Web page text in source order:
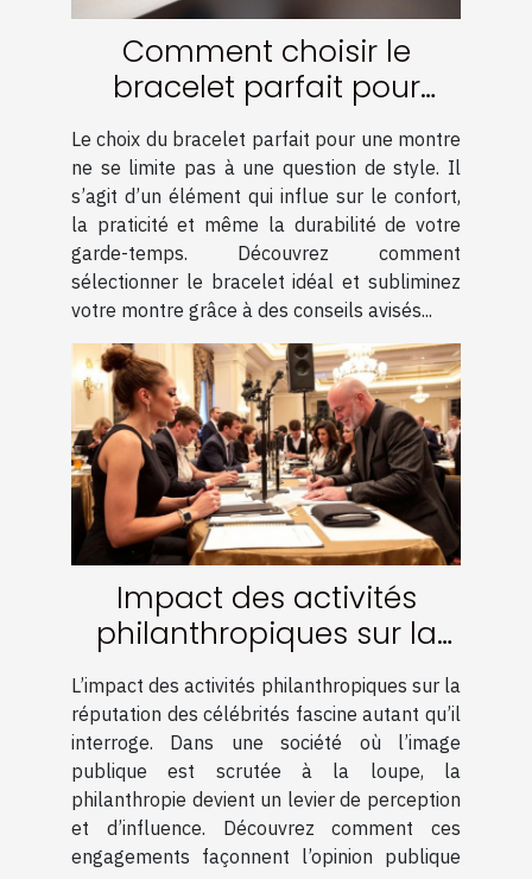
Comment choisir le
bracelet parfait pour
votre montre ?
Le choix du bracelet parfait pour une montre
ne se limite pas à une question de style. Il
s’agit d’un élément qui influe sur le confort,
la praticité et même la durabilité de votre
garde-temps. Découvrez comment
sélectionner le bracelet idéal et subliminez
votre montre grâce à des conseils avisés...
Impact des activités
philanthropiques sur la
réputation des célébrités
L’impact des activités philanthropiques sur la
réputation des célébrités fascine autant qu’il
interroge. Dans une société où l’image
publique est scrutée à la loupe, la
philanthropie devient un levier de perception
et d’influence. Découvrez comment ces
engagements façonnent l’opinion publique